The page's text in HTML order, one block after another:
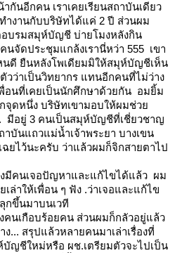
กันอีกคน เราเคยเรียนสถาบันเดียว
ำงานกับบริษัทได้แค่ 2 ปี ส่วนผม
บรมสมุห์บัญชี บ่ายโมงหลังกิน
นจัดประชุมแกล้งเรานี่หว่า 555 เขา
นดี ืนหลังโพเดียมมิให้สมุห์บัญชีเห็น
ว่าเป็นวิทยากร แทนอีกคนที่ไม่ว่าง
อนที่เคยเป็นนักศึกษาด้วยกัน อมยิ้ม
จุดหนึ่ง บริษัทเขามอบให้ผมช่ว
มีอยู่ 3 คนเป็นสมุห์บัญชีที่เชี่ยวชาญ
บันแถวแม่น้ำเจ้าพระยา บางเขน
ยไว้นะครับ ว่าแล้วผมก็จิกสายตาไป
มีคนเจอปัญหาและแก้ไขได้แล้ว ผม
ล่าให้เพื่อน ๆ ฟัง .ว่าเจอและแก้ไข
ขึ้นมาบนเวที
คนเกือบร้อยคน ส่วนผมก็กลัวอยู่แล้ว
... สรุปแล้วหลายคนมาเล่าเรื่องที่
บัญชีใหม่หรือ ผช.เตรียมตัวจะไปเป็น